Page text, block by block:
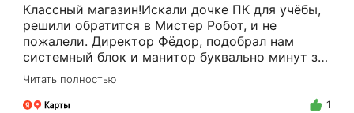
Классный магазин!Искали дочке ПК для учёбы,
решили обратится в Мистер Робот, и не
пожалели. Директор Фёдор, подобрал нам
системный блок и манитор буквально минут за
15.Цены адекватные, за расчёт налом скидку
делают.Спасибо Вам Фёдор, и успехов Вам в
бизнесе!
Читать полностью
1